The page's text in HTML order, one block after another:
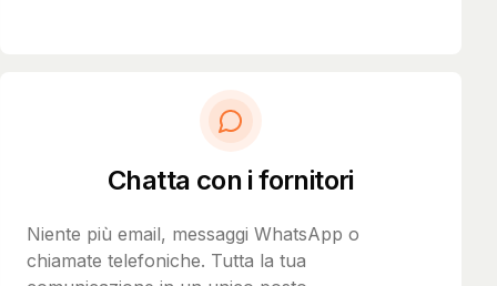
Chatta con i fornitori
Niente più email, messaggi WhatsApp o
chiamate telefoniche. Tutta la tua